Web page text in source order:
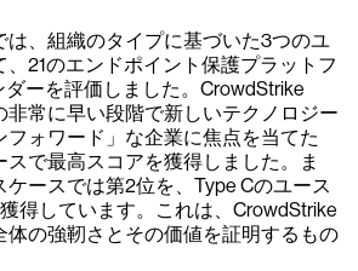
は、組織のタイプに基づいた3つのユ
21のエンドポイント保護プラットフ
ダーを評価しました。CrowdStrike
非常に早い段階で新しいテクノロジー
フォワード」な企業に焦点を当てた
スで最高スコアを獲得しました。ま
ケースでは第2位を、Type Cのユース
得しています。これは、CrowdStrike
体の強靭さとその価値を証明するもの